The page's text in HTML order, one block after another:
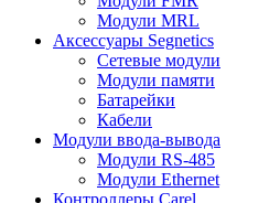
Модули MRL
Аксессуары Segnetics
Сетевые модули
Модули памяти
Батарейки
Кабели
Модули ввода-вывода
Модули RS-485
Модули Ethernet
Контроллеры Carel